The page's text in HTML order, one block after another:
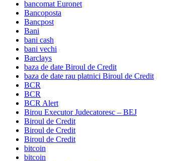
bancomat Euronet
Bancoposta
Bancpost
Bani
bani cash
bani vechi
Barclays
baza de date Biroul de Credit
baza de date rau platnici Biroul de Credit
BCR
BCR
BCR Alert
Birou Executor Judecatoresc – BEJ
Biroul de Credit
Biroul de Credit
Biroul de Credit
bitcoin
bitcoin